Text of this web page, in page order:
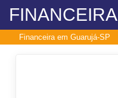
FINANCEIRA
Financeira em Guarujá-SP